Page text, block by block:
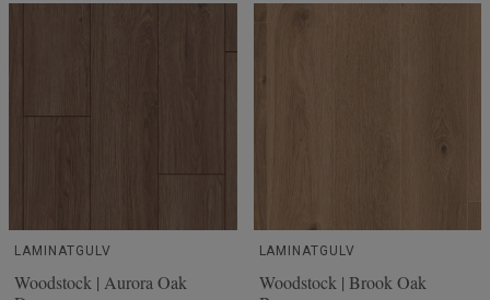
LAMINATGULV
Woodstock | Aurora Oak
LAMINATGULV
Woodstock | Brook Oak